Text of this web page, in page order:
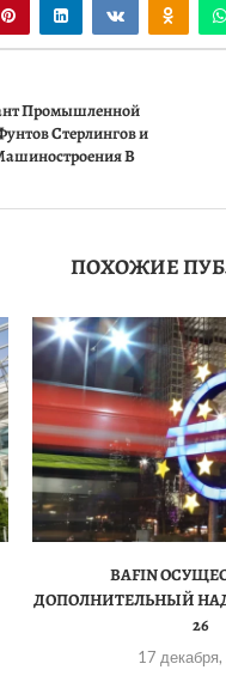
Промышленной
Стерлингов и
В
ПОХОЖИЕ
BAFIN
ДОПОЛНИТЕЛЬНЫЙ
26
17